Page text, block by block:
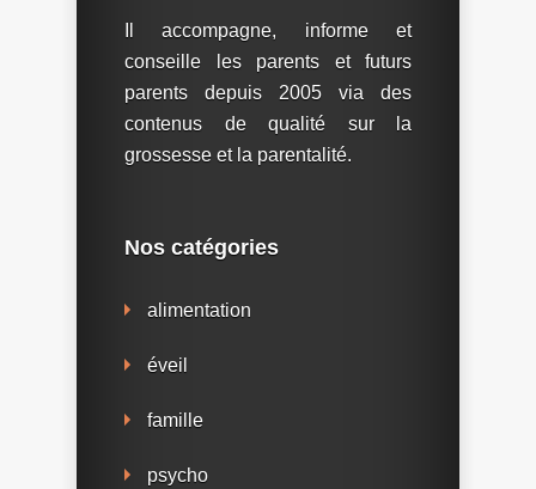
Il accompagne, informe et
conseille les parents et futurs
parents depuis 2005 via des
contenus de qualité sur la
grossesse et la parentalité.
Nos catégories
alimentation
éveil
famille
psycho